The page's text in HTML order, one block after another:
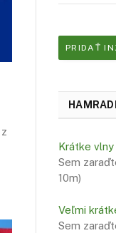
PRIDAŤ
Krátke vlny
Sem
10m)
Veľmi
Sem